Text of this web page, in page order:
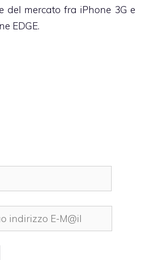
del mercato fra iPhone 3G e
EDGE.